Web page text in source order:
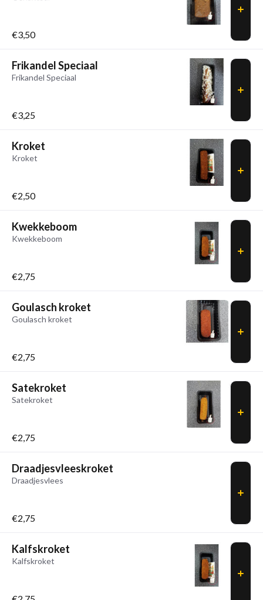
€3,50
Frikandel Speciaal
Frikandel Speciaal
€3,25
Kroket
Kroket
€2,50
Kwekkeboom
Kwekkeboom
€2,75
Goulasch kroket
Goulasch kroket
€2,75
Satekroket
Satekroket
€2,75
Draadjesvleeskroket
Draadjesvlees
€2,75
Kalfskroket
Kalfskroket